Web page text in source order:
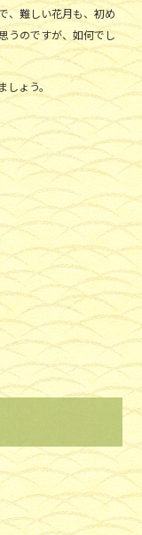
、難しい花月も、初め
うのですが、如何でし
しょう。